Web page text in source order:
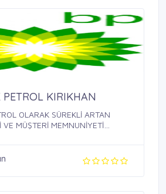
KIRIKHAN
OLARAK SÜREKLİ ARTAN
VE MÜŞTERİ MEMNUNİYETİ